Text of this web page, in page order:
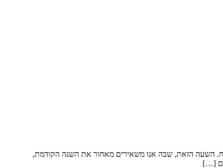
השעה הזאת, שבה אנו משאירים מאחור את השנה הקודמת,
[…]